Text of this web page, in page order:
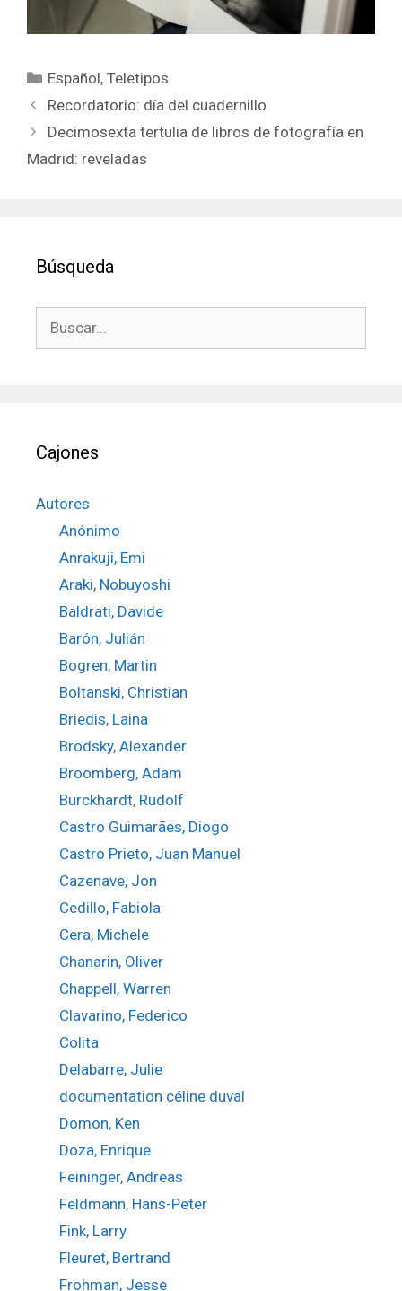
Categorías
Español,Teletipos
Recordatorio: día del cuadernillo
Decimosexta tertulia de libros de fotografía en
Madrid: reveladas
Búsqueda
Cajones
Autores
Anónimo
Anrakuji, Emi
Araki, Nobuyoshi
Baldrati, Davide
Barón, Julián
Bogren, Martin
Boltanski, Christian
Briedis, Laina
Brodsky, Alexander
Broomberg, Adam
Burckhardt, Rudolf
Castro Guimarães, Diogo
Castro Prieto, Juan Manuel
Cazenave, Jon
Cedillo, Fabiola
Cera, Michele
Chanarin, Oliver
Chappell, Warren
Clavarino, Federico
Colita
Delabarre, Julie
documentation céline duval
Domon, Ken
Doza, Enrique
Feininger, Andreas
Feldmann, Hans-Peter
Fink, Larry
Fleuret, Bertrand
Frohman, Jesse